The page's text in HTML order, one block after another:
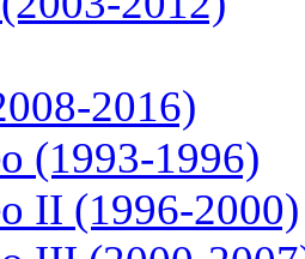
2016)
(1993-1996)
II (1996-2000)